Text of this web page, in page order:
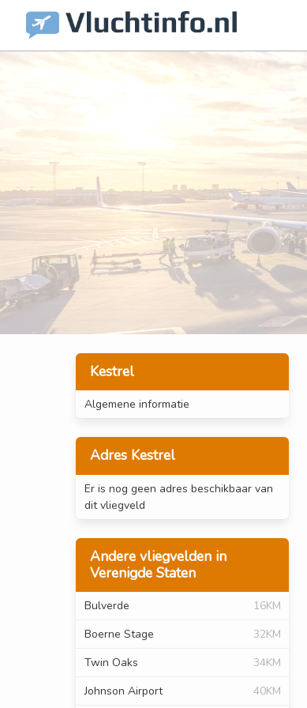
Kestrel
Algemene informatie
Adres Kestrel
Er is nog geen adres beschikbaar van
dit vliegveld
Andere vliegvelden in
Verenigde Staten
Bulverde
16KM
Boerne Stage
32KM
Twin Oaks
34KM
Johnson Airport
40KM